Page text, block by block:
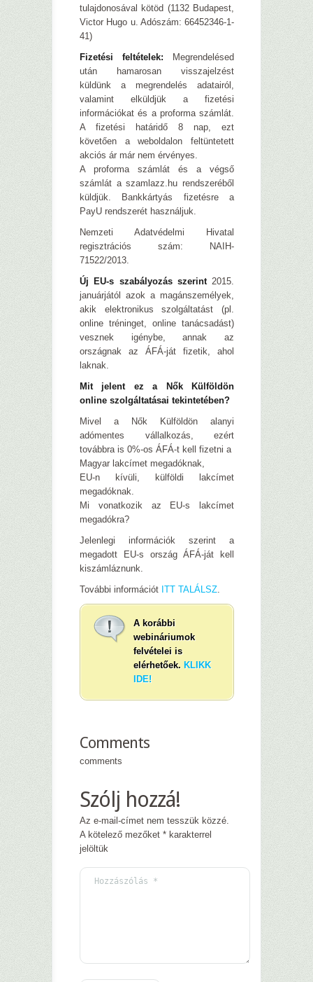
tulajdonosával kötöd (1132 Budapest,
Victor Hugo u. Adószám: 66452346-1-
41)
Fizetési feltételek: Megrendelésed
után hamarosan visszajelzést
küldünk a megrendelés adatairól,
valamint elküldjük a fizetési
információkat és a proforma számlát.
A fizetési határidő 8 nap, ezt
követően a weboldalon feltüntetett
akciós ár már nem érvényes.
A proforma számlát és a végső
számlát a szamlazz.hu rendszeréből
küldjük. Bankkártyás fizetésre a
PayU rendszerét használjuk.
Nemzeti Adatvédelmi Hivatal
regisztrációs szám: NAIH-
71522/2013.
Új EU-s szabályozás szerint2015.
januárjától azok a magánszemélyek,
akik elektronikus szolgáltatást (pl.
online tréninget, online tanácsadást)
vesznek igénybe, annak az
országnak az ÁFÁ-ját fizetik, ahol
laknak.
Mit jelent ez a Nők Külföldön
online szolgáltatásai tekintetében?
Mivel a Nők Külföldön alanyi
adómentes vállalkozás, ezért
továbbra is 0%-os ÁFÁ-t kell fizetni a
Magyar lakcímet megadóknak,
EU-n kívüli, külföldi lakcímet
megadóknak.
Mi vonatkozik az EU-s lakcímet
megadókra?
Jelenlegi információk szerint a
megadott EU-s ország ÁFÁ-ját kell
kiszámláznunk.
További információt ITT TALÁLSZ
A korábbi
webináriumok
felvételei is
elérhetőek. KLIKK
IDE!
Comments
comments
Szólj hozzá!
Az e-mail-címet nem tesszük közzé.
A kötelező mezőket * karakterrel
jelöltük